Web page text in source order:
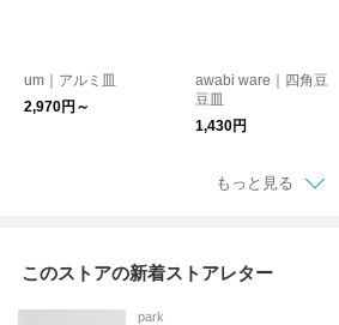
um｜アルミ皿
2,970円～
awabi ware｜四角豆
豆皿
1,430円
もっと見る
このストアの新着ストアレター
park